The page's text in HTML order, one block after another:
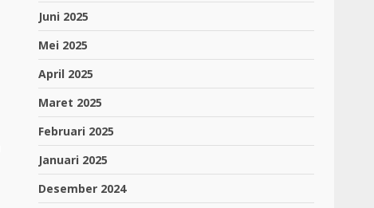
Juni 2025
Mei 2025
April 2025
Maret 2025
Februari 2025
Januari 2025
Desember 2024